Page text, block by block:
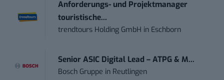
Anforderungs- und Projektmanager
touristische...
trendtours Holding GmbH in Eschborn
Senior ASIC Digital Lead – ATPG & M...
Bosch Gruppe in Reutlingen